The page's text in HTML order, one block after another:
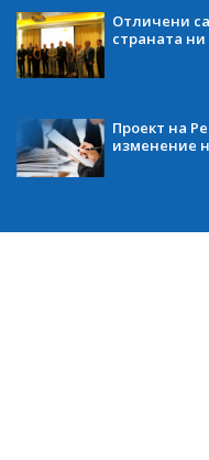
Отличени
страната ни
Проект на
изменение